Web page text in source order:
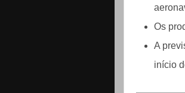
Os
A
início